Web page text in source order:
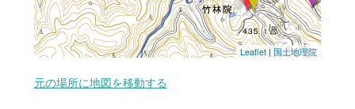
Leaflet|国土地理院
元の場所に地図を移動する